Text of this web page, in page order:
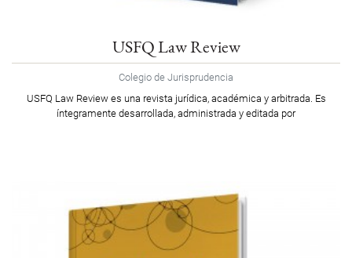
USFQ Law Review
Colegio de Jurisprudencia
USFQ Law Review es una revista jurídica, académica y arbitrada. Es
íntegramente desarrollada, administrada y editada por